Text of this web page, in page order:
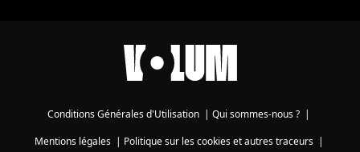
Conditions Générales d'Utilisation | Qui sommes-nous ? |
Mentions légales| Politique sur les cookies et autres traceurs|